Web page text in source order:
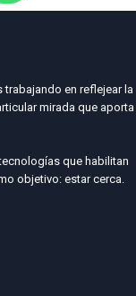
en reflejear la
mirada que aporta
que habilitan
objetivo: estar cerca.